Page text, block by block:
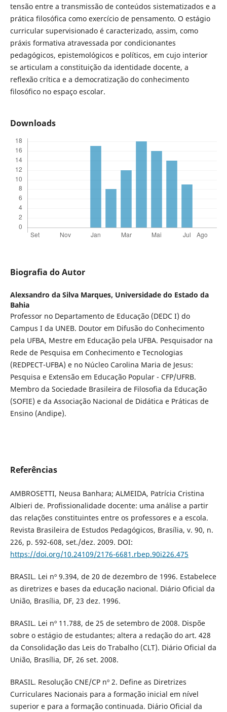
tensão entre a transmissão de conteúdos sistematizados e a
prática filosófica como exercício de pensamento. O estágio
curricular supervisionado é caracterizado, assim, como
práxis formativa atravessada por condicionantes
pedagógicos, epistemológicos e políticos, em cujo interior
se articulam a constituição da identidade docente, a
reflexão crítica e a democratização do conhecimento
filosófico no espaço escolar.
Downloads
Biografia do Autor
Alexsandro da Silva Marques, Universidade do Estado da
Bahia
Professor no Departamento de Educação (DEDC I) do
Campus I da UNEB. Doutor em Difusão do Conhecimento
pela UFBA, Mestre em Educação pela UFBA. Pesquisador na
Rede de Pesquisa em Conhecimento e Tecnologias
(REDPECT-UFBA) e no Núcleo Carolina Maria de Jesus:
Pesquisa e Extensão em Educação Popular - CFP/UFRB.
Membro da Sociedade Brasileira de Filosofia da Educação
(SOFIE) e da Associação Nacional de Didática e Práticas de
Ensino (Andipe).
Referências
AMBROSETTI, Neusa Banhara; ALMEIDA, Patrícia Cristina
Albieri de. Profissionalidade docente: uma análise a partir
das relações constituintes entre os professores e a escola.
Revista Brasileira de Estudos Pedagógicos, Brasília, v. 90, n.
226, p. 592-608, set./dez. 2009. DOI:
https://doi.org/10.24109/2176-6681.rbep.90i226.475
BRASIL. Lei nº 9.394, de 20 de dezembro de 1996. Estabelece
as diretrizes e bases da educação nacional. Diário Oficial da
União, Brasília, DF, 23 dez. 1996.
BRASIL. Lei nº 11.788, de 25 de setembro de 2008. Dispõe
sobre o estágio de estudantes; altera a redação do art. 428
da Consolidação das Leis do Trabalho (CLT). Diário Oficial da
União, Brasília, DF, 26 set. 2008.
BRASIL. Resolução CNE/CP nº 2. Define as Diretrizes
Curriculares Nacionais para a formação inicial em nível
superior e para a formação continuada. Diário Oficial da